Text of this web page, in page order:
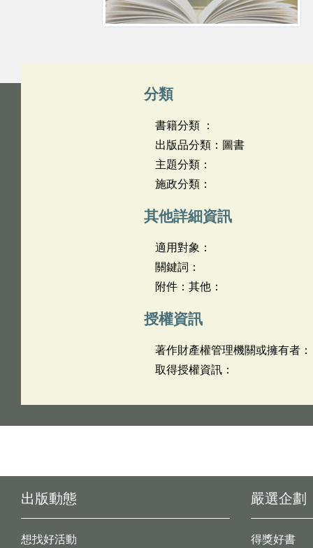
分類
書籍分類 ：
出版品分類：圖書
主題分類：
施政分類：
其他詳細資訊
適用對象：
關鍵詞：
附件：其他：
授權資訊
著作財產權管理機關或擁有者：
取得授權資訊：
出版動態
想找好活動
嚴選企劃
得獎好書